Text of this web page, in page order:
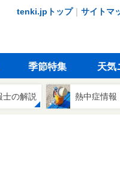
tenki.jpトップ｜ サイトマ
季節特集 天気
士の解説 熱中症情報